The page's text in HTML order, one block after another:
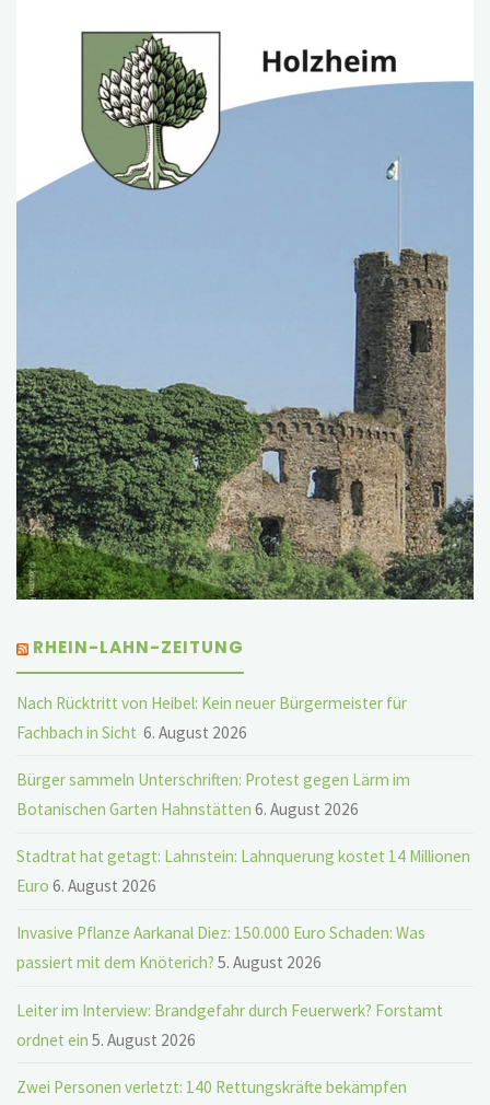
RHEIN-LAHN-ZEITUNG
Nach Rücktritt von Heibel: Kein neuer Bürgermeister für
Fachbach in Sicht 6. August 2026
Bürger sammeln Unterschriften: Protest gegen Lärm im
Botanischen Garten Hahnstätten 6. August 2026
Stadtrat hat getagt: Lahnstein: Lahnquerung kostet 14 Millionen
Euro 6. August 2026
Invasive Pflanze Aarkanal Diez: 150.000 Euro Schaden: Was
passiert mit dem Knöterich? 5. August 2026
Leiter im Interview: Brandgefahr durch Feuerwerk? Forstamt
ordnet ein 5. August 2026
Zwei Personen verletzt: 140 Rettungskräfte bekämpfen